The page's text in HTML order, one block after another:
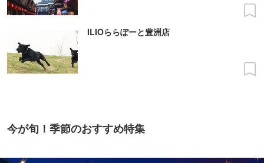
ILIOららぽーと豊洲店
今が旬！季節のおすすめ特集